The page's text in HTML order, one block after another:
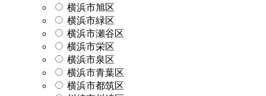
横浜市旭区
横浜市緑区
横浜市瀬谷区
横浜市栄区
横浜市泉区
横浜市青葉区
横浜市都筑区